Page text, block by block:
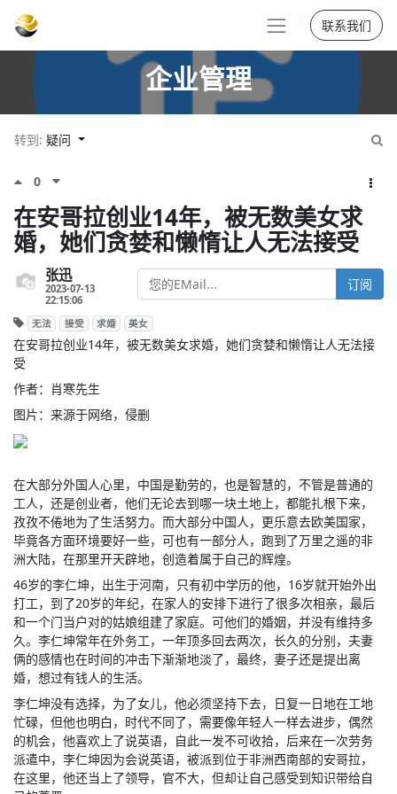
联系我们
企业管理
转到: 疑问
0
在安哥拉创业14年，被无数美女求
婚，她们贪婪和懒惰让人无法接受
张迅
2023-07-13
22:15:06
订阅
无法 接受 求婚 美女
在安哥拉创业14年，被无数美女求婚，她们贪婪和懒惰让人无法接
受
作者：肖寒先生
图片：来源于网络，侵删
在大部分外国人心里，中国是勤劳的，也是智慧的，不管是普通的
工人，还是创业者，他们无论去到哪一块土地上，都能扎根下来，
孜孜不倦地为了生活努力。而大部分中国人，更乐意去欧美国家，
毕竟各方面环境要好一些，可也有一部分人，跑到了万里之遥的非
洲大陆，在那里开天辟地，创造着属于自己的辉煌。
46岁的李仁坤，出生于河南，只有初中学历的他，16岁就开始外出
打工，到了20岁的年纪，在家人的安排下进行了很多次相亲，最后
和一个门当户对的姑娘组建了家庭。可他们的婚姻，并没有维持多
久。李仁坤常年在外务工，一年顶多回去两次，长久的分别，夫妻
俩的感情也在时间的冲击下渐渐地淡了，最终，妻子还是提出离
婚，想过有钱人的生活。
李仁坤没有选择，为了女儿，他必须坚持下去，日复一日地在工地
忙碌，但他也明白，时代不同了，需要像年轻人一样去进步，偶然
的机会，他喜欢上了说英语，自此一发不可收拾，后来在一次劳务
派遣中，李仁坤因为会说英语，被派到位于非洲西南部的安哥拉，
在这里，他还当上了领导，官不大，但却让自己感受到知识带给自